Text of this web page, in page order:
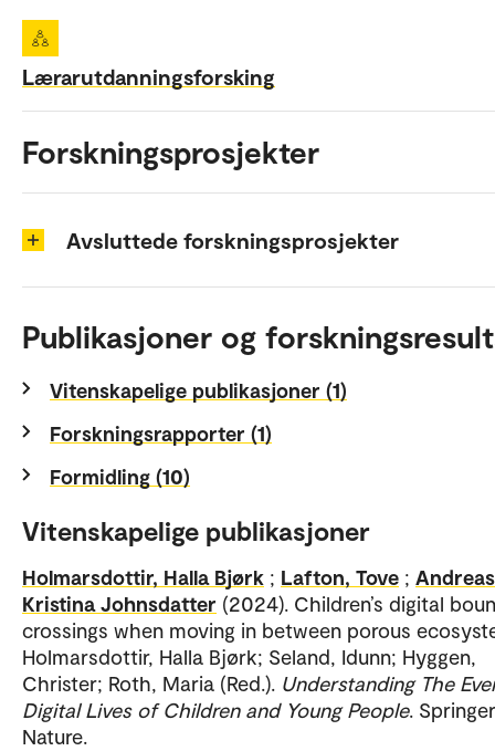
Lærarutdanningsforsking
Forskningsprosjekter
Avsluttede forskningsprosjekter
Publikasjoner og
Vitenskapelige publikasjoner (1)
Forskningsrapporter (1)
Formidling (10)
Vitenskapelige publikasjoner
Holmarsdottir, Halla Bjørk ; Lafton, Tove ;
Kristina Johnsdatter (2024). Children’s digital
crossings when moving in between porous
Holmarsdottir, Halla Bjørk; Seland, Idunn; Hyggen,
Christer; Roth, Maria (Red.). Understanding The
Digital Lives of Children and Young People. Springer
Nature.